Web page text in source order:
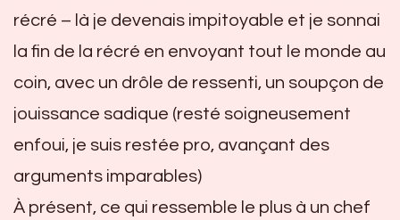
récré – là je devenais impitoyable et je sonnai
la fin de la récré en envoyant tout le monde au
coin, avec un drôle de ressenti, un soupçon de
jouissance sadique (resté soigneusement
enfoui, je suis restée pro, avançant des
arguments imparables)
À présent, ce qui ressemble le plus à un chef